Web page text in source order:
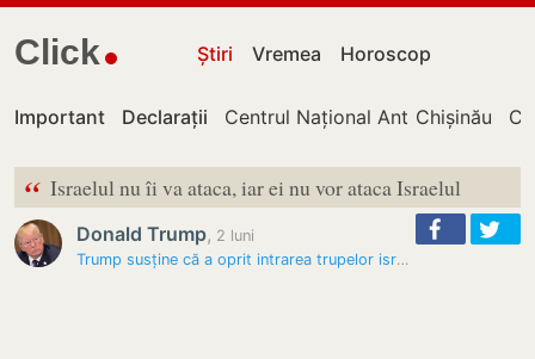
Click Știri Vremea Horoscop
Important Declarații Centrul Național Anticorupție
Chișinău
“ Israelul nu îi va ataca, iar ei nu vor ataca Israelul
Donald Trump, 2 luni
Trump susține că a oprit intrarea trupelor israeliene în Beirut și a…